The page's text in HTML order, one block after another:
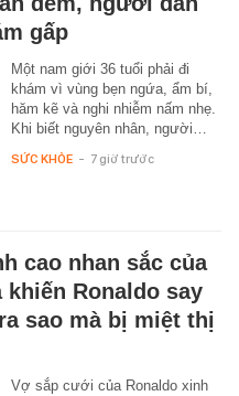
gấp
Một nam giới 36 tuổi phải đi
khám vì vùng bẹn ngứa, ẩm bí,
hăm kẽ và nghi nhiễm nấm nhẹ.
Khi biết nguyên nhân, người…
SỨC KHỎE - 7 giờ trước
cao nhan sắc của
Ronaldo say
sao mà bị miệt thị
Vợ sắp cưới của Ronaldo xinh